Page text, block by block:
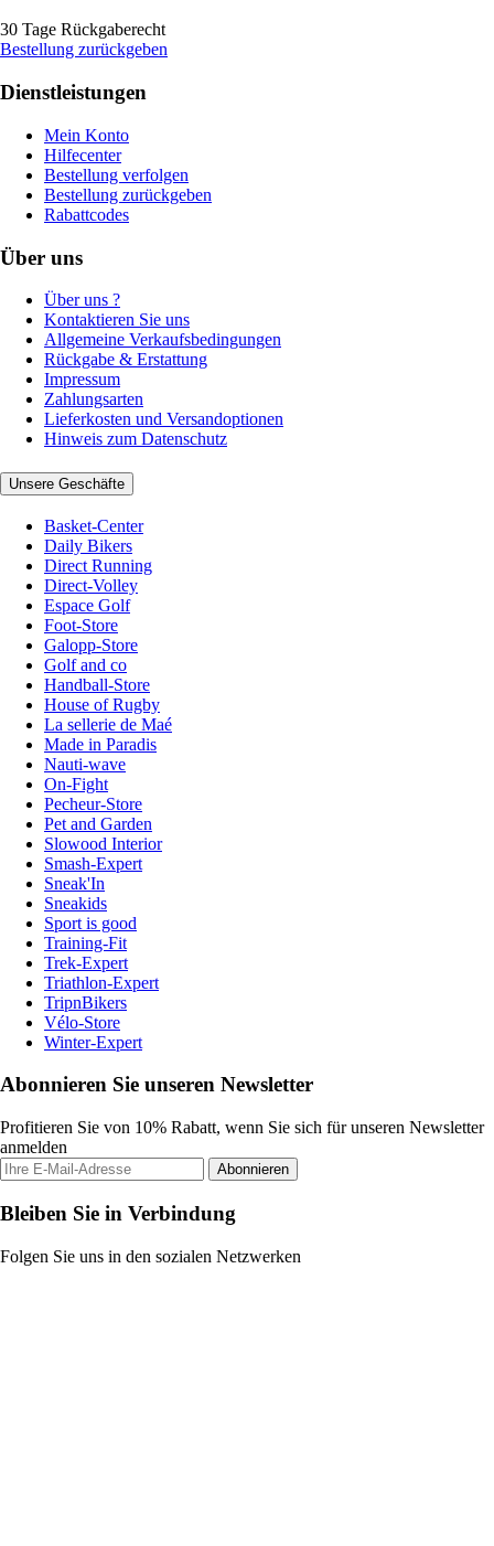
30 Tage Rückgaberecht
Bestellung zurückgeben
Dienstleistungen
Mein Konto
Hilfecenter
Bestellung verfolgen
Bestellung zurückgeben
Rabattcodes
Über uns
Über uns ?
Kontaktieren Sie uns
Allgemeine Verkaufsbedingungen
Rückgabe & Erstattung
Impressum
Zahlungsarten
Lieferkosten und Versandoptionen
Hinweis zum Datenschutz
Unsere Geschäfte
Basket-Center
Daily Bikers
Direct Running
Direct-Volley
Espace Golf
Foot-Store
Galopp-Store
Golf and co
Handball-Store
House of Rugby
La sellerie de Maé
Made in Paradis
Nauti-wave
On-Fight
Pecheur-Store
Pet and Garden
Slowood Interior
Smash-Expert
Sneak'In
Sneakids
Sport is good
Training-Fit
Trek-Expert
Triathlon-Expert
TripnBikers
Vélo-Store
Winter-Expert
Abonnieren Sie unseren Newsletter
Profitieren Sie von 10% Rabatt, wenn Sie sich für unseren Newsletter
anmelden
Abonnieren
Bleiben Sie in Verbindung
Folgen Sie uns in den sozialen Netzwerken